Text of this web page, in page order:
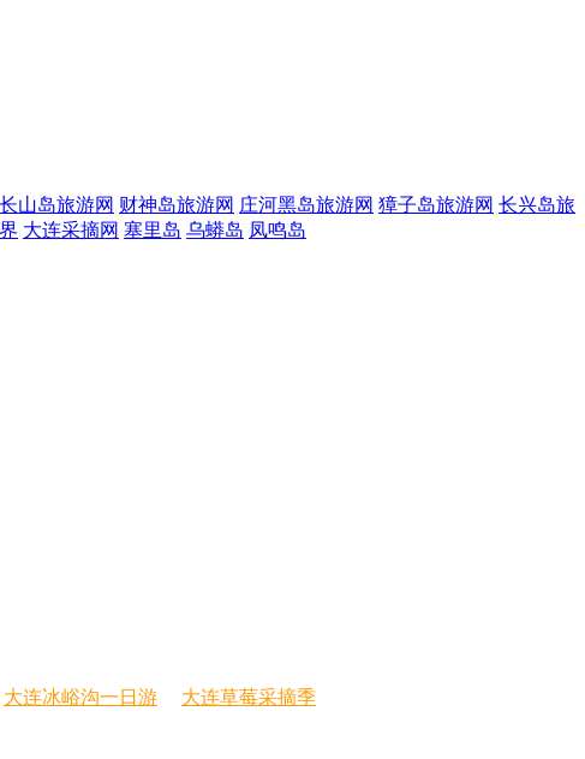
山岛旅游网 财神岛旅游网 庄河黑岛旅游网 獐子岛旅游网 长兴岛旅
大连采摘网 塞里岛 乌蟒岛 凤鸣岛
大连冰峪沟一日游
大连草莓采摘季